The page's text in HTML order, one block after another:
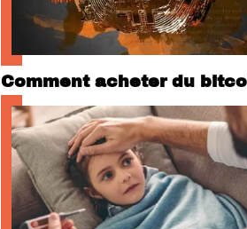
Comment acheter du